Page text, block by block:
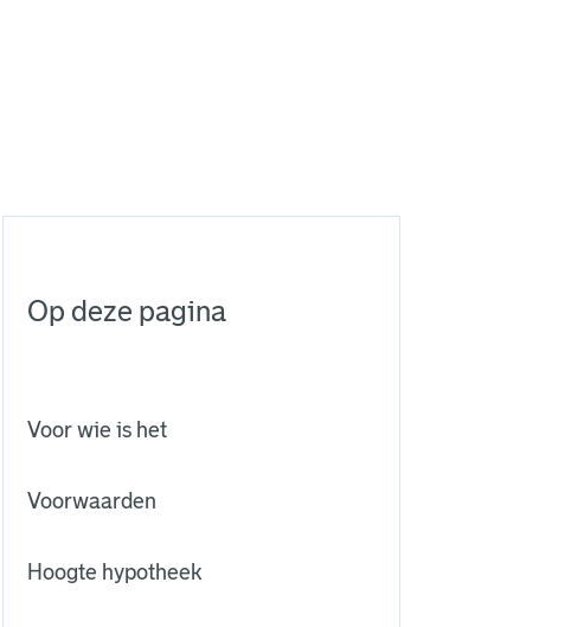
Op deze pagina
Voor wie is het
Voorwaarden
Hoogte hypotheek